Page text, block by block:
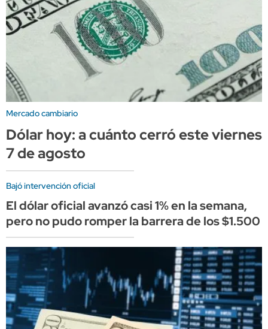
Mercado cambiario
Dólar hoy: a cuánto cerró este viernes
7 de agosto
Bajó intervención oficial
El dólar oficial avanzó casi 1% en la semana,
pero no pudo romper la barrera de los $1.500